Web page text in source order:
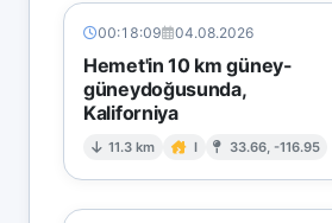
00:18:09 04.08.2026
Hemet'in 10 km güney-
güneydoğusunda,
Kaliforniya
11.3 km I 33.66, -116.95